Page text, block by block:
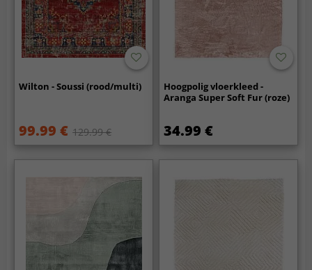
Wilton - Soussi (rood/multi)
99.99 € 129.99 €
Hoogpolig vloerkleed -
Aranga Super Soft Fur (roze)
34.99 €